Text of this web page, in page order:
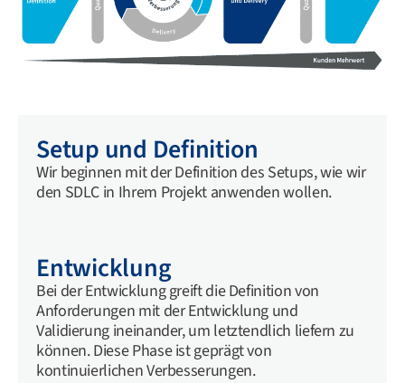
Setup und Definition
Wir beginnen mit der Definition des Setups, wie wir
den SDLC in Ihrem Projekt anwenden wollen.
Entwicklung
Bei der Entwicklung greift die Definition von
Anforderungen mit der Entwicklung und
Validierung ineinander, um letztendlich liefern zu
können. Diese Phase ist geprägt von
kontinuierlichen Verbesserungen.